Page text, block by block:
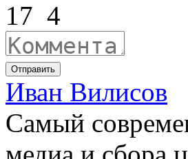
17 4
Отправить
Иван Вилисов
Самый